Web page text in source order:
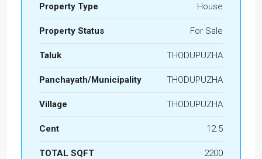
Property Type House
Property Status For Sale
Taluk THODUPUZHA
Panchayath/Municipality THODUPUZHA
Village THODUPUZHA
Cent 12.5
TOTAL SQFT 2200